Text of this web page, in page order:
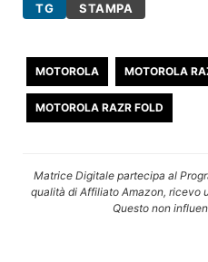
TG STAMPA
MOTOROLA MOTOROLA
MOTOROLA RAZR FOLD
Matrice Digitale partecipa al
qualità di Affiliato Amazon, ricevo
Questo non